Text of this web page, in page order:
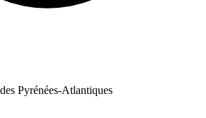
Pyrénées-Atlantiques